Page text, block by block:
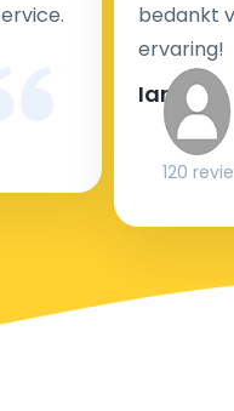
bedankt
ervaring!
Ian
120